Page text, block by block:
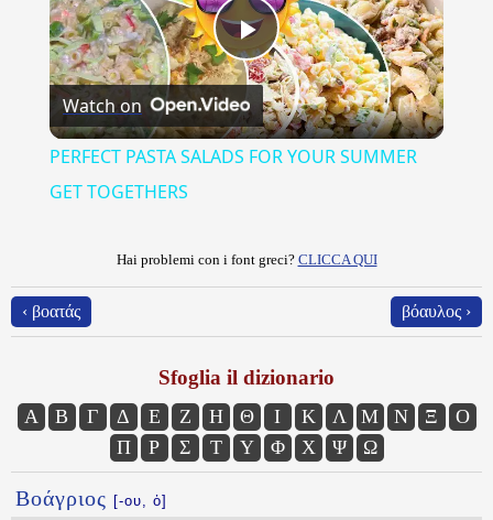
Play
Video
Watch on
PERFECT PASTA SALADS FOR YOUR SUMMER
GET TOGETHERS
Hai problemi con i font greci? CLICCA QUI
‹ βοατάς βόαυλος ›
Sfoglia il dizionario
Α Β Γ Δ Ε Ζ Η Θ Ι Κ Λ Μ Ν Ξ
Ο
Π
Ρ Σ Τ Υ Φ Χ Ψ Ω
Βοάγριος [-ου, ὁ]